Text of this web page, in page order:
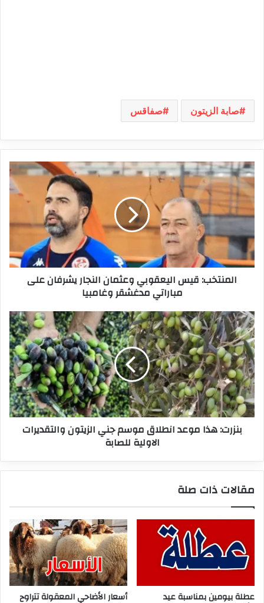
صابة الزيتون صفاقس
المنتخب:
قيس
اليعقوبي
وعثمان
النجار
يشرفان
على
مباراتي
مدغشقر
وغامبياالمنتخب: قيس اليعقوبي وعثمان النجار يشرفان على
مباراتي مدغشقر وغامبيا
بنزرت:
هذا
موعد
انطلاق
موسم
جني
الزيتون
والتقديرات
الاولية
للصابةبنزرت: هذا موعد انطلاق موسم جني الزيتون والتقديرات
الاولية للصابة
مقالات ذات صلة
عطلة بيومين بمناسبة عيد أسعار الأضاحي المعقولة تتراوح